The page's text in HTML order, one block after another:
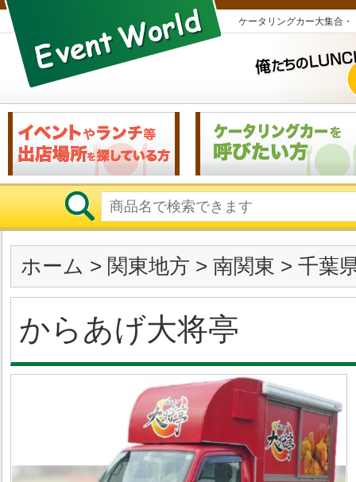
ケータリングカー大集合
ホーム > 関東地方 > 南関東 > 千葉
からあげ大将亭